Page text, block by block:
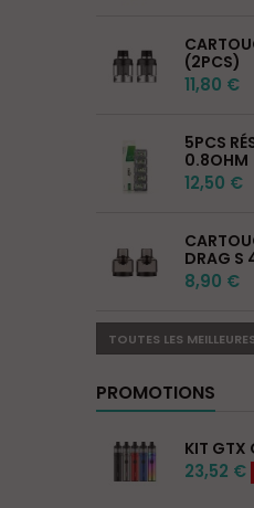
(2PCS)
11,80 €
5PCS
0.8OHM
12,50 €
DRAG S
8,90 €
TOUTES LES
PROMOTIONS
KIT
23,52 €